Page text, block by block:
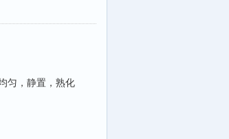
匀，静置，熟化